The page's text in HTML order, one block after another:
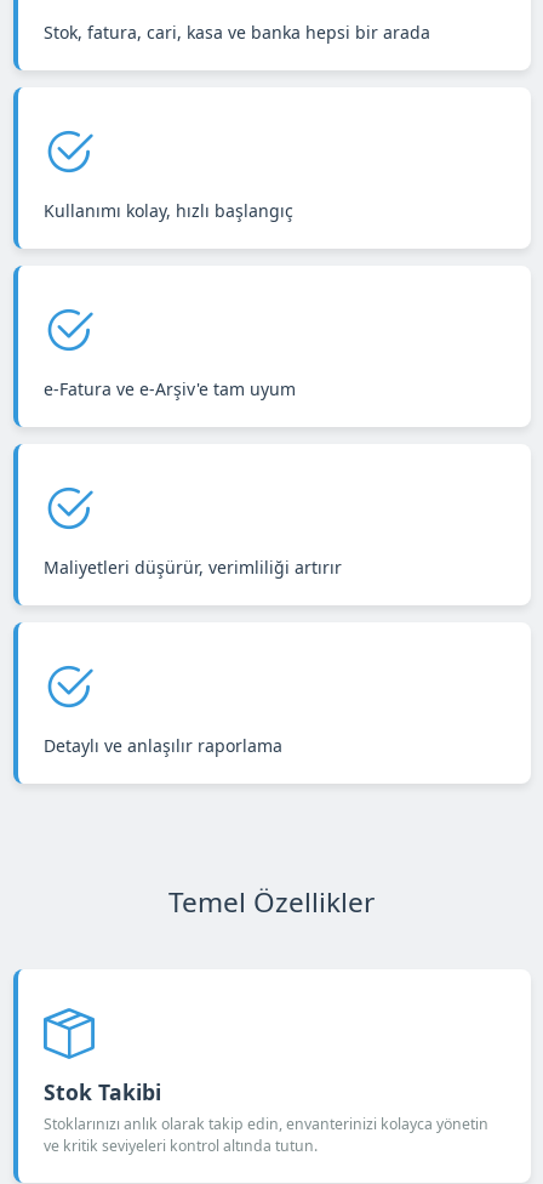
Stok, fatura, cari, kasa ve banka hepsi bir arada
Kullanımı kolay, hızlı başlangıç
e-Fatura ve e-Arşiv'e tam uyum
Maliyetleri düşürür, verimliliği artırır
Detaylı ve anlaşılır raporlama
Temel Özellikler
Stok Takibi
Stoklarınızı anlık olarak takip edin, envanterinizi kolayca yönetin
ve kritik seviyeleri kontrol altında tutun.